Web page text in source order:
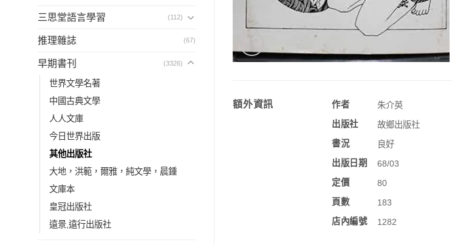
三思堂語言學習 (112)
推理雜誌 (67)
早期書刊 (3326)
世界文學名著
中國古典文學
人人文庫
今日世界出版
其他出版社
大地，洪範，爾雅，純文學，晨鍾
文庫本
皇冠出版社
遠景,遠行出版社
額外資訊 作者
朱介英
出版社
故鄉出版社
書況
良好
出版日期
68/03
定價
80
頁數
183
店內編號
1282